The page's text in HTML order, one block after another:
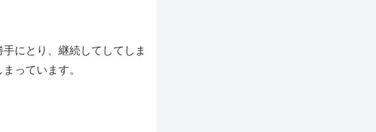
にとり、継続してしてしま
っています。